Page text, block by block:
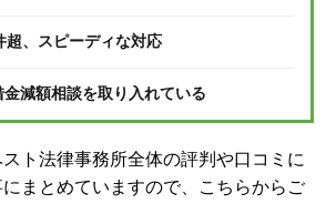
超、スピーディな対応
金減額相談を取り入れている
ト法律事務所全体の評判や口コミに
まとめていますので、こちらからご